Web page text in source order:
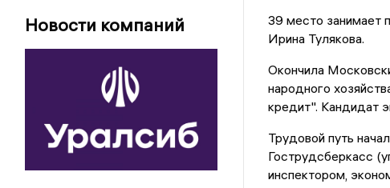
Новости компаний
39 место занимает
Ирина Тулякова.
Окончила
народного
кредит". Кандидат
Трудовой путь
Гострудсберкасс
инспектором,